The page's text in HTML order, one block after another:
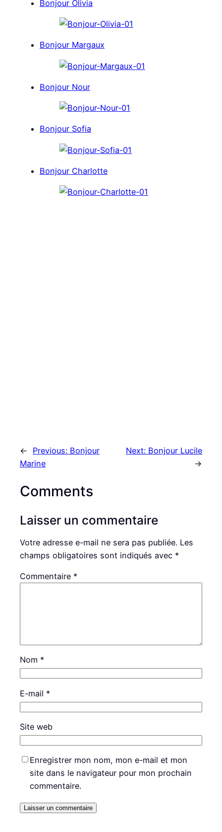
Bonjour Olivia
Bonjour Margaux
Bonjour Nour
Bonjour Sofia
Bonjour Charlotte
← Previous: Bonjour
Marine
Next: Bonjour Lucile
→
Comments
Laisser un commentaire
Votre adresse e-mail ne sera pas publiée. Les
champs obligatoires sont indiqués avec *
Commentaire *
Nom *
E-mail *
Site web
Enregistrer mon nom, mon e-mail et mon
site dans le navigateur pour mon prochain
commentaire.